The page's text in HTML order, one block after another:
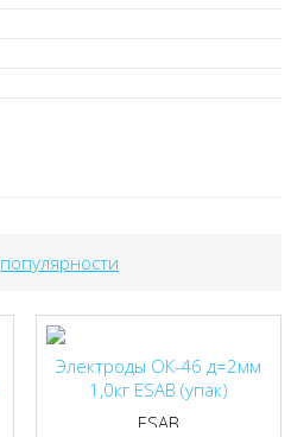
популярности
Электроды ОК-46 д=2мм
1,0кг ESAB (упак)
ESAB